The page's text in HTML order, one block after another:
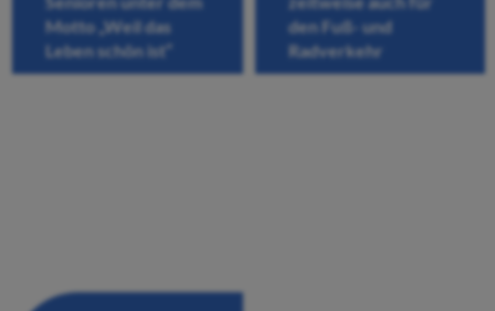
Motto „Weil das
Leben schön ist“
den Fuß- und
Radverkehr